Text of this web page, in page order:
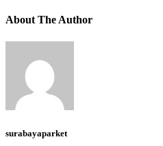
About The Author
surabayaparket